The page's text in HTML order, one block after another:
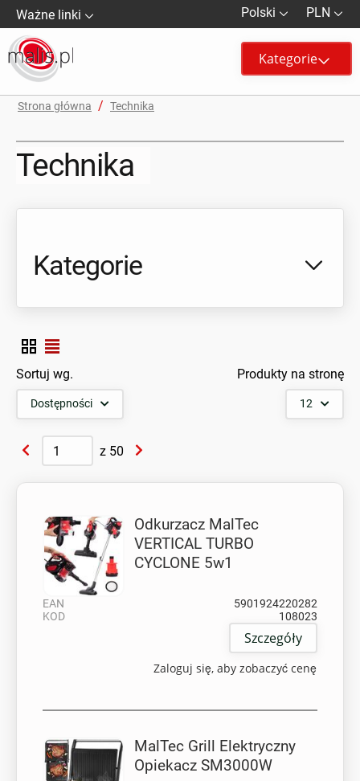
Ważne linki PLN
Polski
Kategorie
Strona główna / Technika
Technika
Kategorie
z 50
Sortuj wg.
Dostępności 12
Produkty na stronę
Odkurzacz MalTec
VERTICAL TURBO
CYCLONE 5w1
EAN
5901924220282
KOD
108023
Szczegóły
Zaloguj się, aby zobaczyć cenę
MalTec Grill Elektryczny
Opiekacz SM3000W